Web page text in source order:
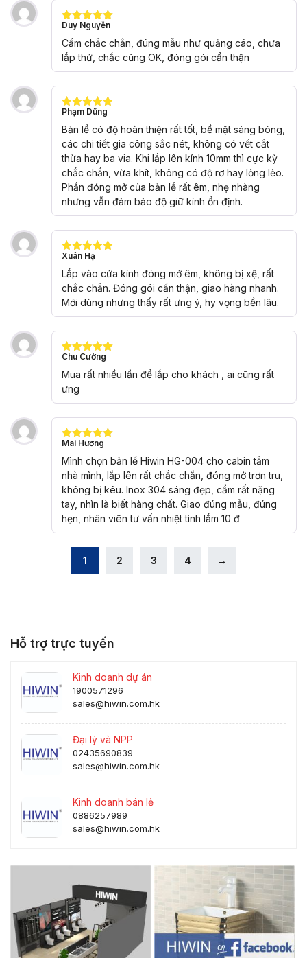
Được xếp
hạng
5
sao
Duy Nguyễn
Cầm chắc chắn, đúng mẫu như quảng cáo, chưa
lắp thử, chắc cũng OK, đóng gói cẩn thận
Được xếp
hạng 5
sao
Phạm Dũng
Bản lề có độ hoàn thiện rất tốt, bề mặt sáng bóng,
các chi tiết gia công sắc nét, không có vết cắt
thừa hay ba via. Khi lắp lên kính 10mm thì cực kỳ
chắc chắn, vừa khít, không có độ rơ hay lỏng lẻo.
Phần đóng mở của bản lề rất êm, nhẹ nhàng
nhưng vẫn đảm bảo độ giữ kính ổn định.
Được xếp
hạng
5
sao
Xuân Hạ
Lắp vào cửa kính đóng mở êm, không bị xệ, rất
chắc chắn. Đóng gói cẩn thận, giao hàng nhanh.
Mới dùng nhưng thấy rất ưng ý, hy vọng bền lâu.
Được xếp
hạng
55
sao
Chu Cường
Mua rất nhiều lần để lắp cho khách , ai cũng rất
ưng
Được xếp
hạng
5
sao
Mai Hương
Mình chọn bản lề Hiwin HG-004 cho cabin tắm
nhà mình, lắp lên rất chắc chắn, đóng mở trơn tru,
không bị kêu. Inox 304 sáng đẹp, cầm rất nặng
tay, nhìn là biết hàng chất. Giao đúng mẫu, đúng
hẹn, nhân viên tư vấn nhiệt tình lắm 10 đ
1 2 3 4 →
Hỗ trợ trực tuyến
Kinh doanh dự án
1900571296
sales@hiwin.com.hk
Đại lý và NPP
02435690839
sales@hiwin.com.hk
Kinh doanh bán lẻ
0886257989
sales@hiwin.com.hk